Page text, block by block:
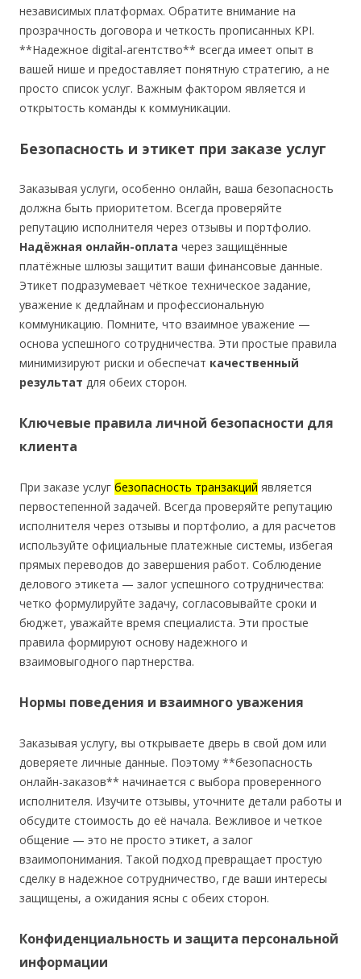
независимых платформах. Обратите внимание на
прозрачность договора и четкость прописанных KPI.
**Надежное digital-агентство** всегда имеет опыт в
вашей нише и предоставляет понятную стратегию, а не
просто список услуг. Важным фактором является и
открытость команды к коммуникации.
Безопасность и этикет при заказе услуг
Заказывая услуги, особенно онлайн, ваша безопасность
должна быть приоритетом. Всегда проверяйте
репутацию исполнителя через отзывы и портфолио.
Надёжная онлайн-оплата через защищённые
платёжные шлюзы защитит ваши финансовые данные.
Этикет подразумевает чёткое техническое задание,
уважение к дедлайнам и профессиональную
коммуникацию. Помните, что взаимное уважение —
основа успешного сотрудничества. Эти простые правила
минимизируют риски и обеспечат качественный
результат для обеих сторон.
Ключевые правила личной безопасности для
клиента
При заказе услуг безопасность транзакций является
первостепенной задачей. Всегда проверяйте репутацию
исполнителя через отзывы и портфолио, а для расчетов
используйте официальные платежные системы, избегая
прямых переводов до завершения работ. Соблюдение
делового этикета — залог успешного сотрудничества:
четко формулируйте задачу, согласовывайте сроки и
бюджет, уважайте время специалиста. Эти простые
правила формируют основу надежного и
взаимовыгодного партнерства.
Нормы поведения и взаимного уважения
Заказывая услугу, вы открываете дверь в свой дом или
доверяете личные данные. Поэтому **безопасность
онлайн-заказов** начинается с выбора проверенного
исполнителя. Изучите отзывы, уточните детали работы и
обсудите стоимость до её начала. Вежливое и четкое
общение — это не просто этикет, а залог
взаимопонимания. Такой подход превращает простую
сделку в надежное сотрудничество, где ваши интересы
защищены, а ожидания ясны с обеих сторон.
Конфиденциальность и защита персональной
информации